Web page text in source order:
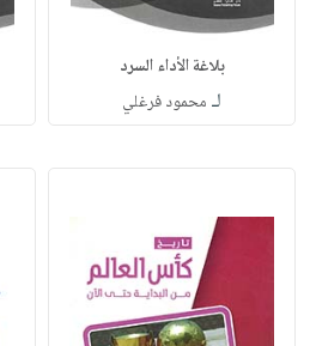
بلاغة الأداء السرد
لـ محمود فرغلي